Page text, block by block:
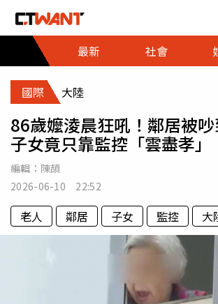
最新
社會
國際 大陸
86歲嬤淩晨狂吼！鄰居被
子女竟只靠監控「雲盡孝」
編輯： 陳頡
2026-06-10 22:52
老人 鄰居 子女 監控 大